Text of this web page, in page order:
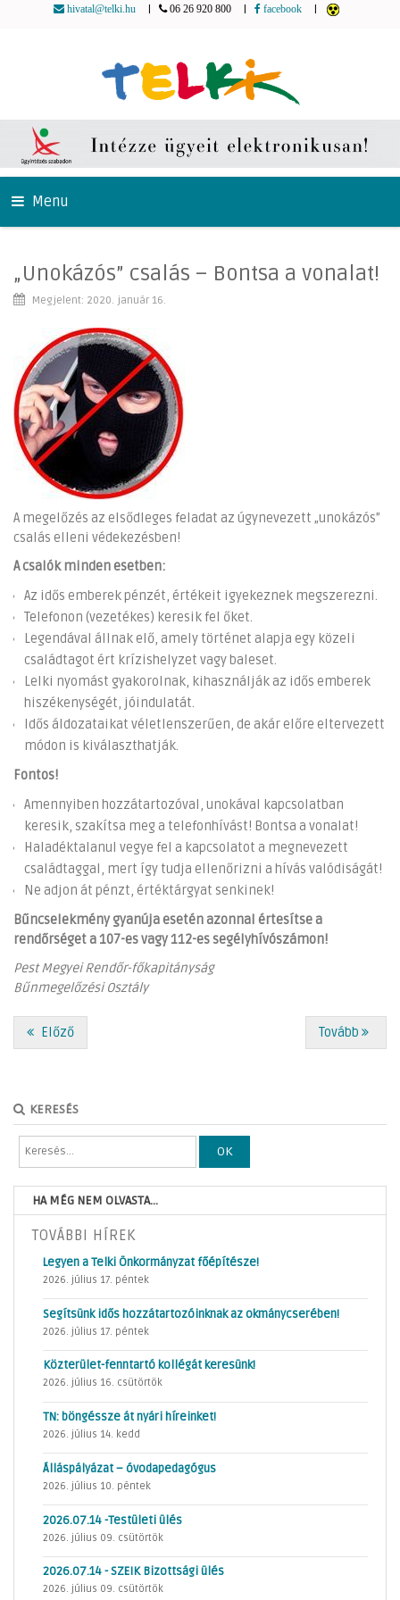
hivatal@telki.hu 06 26 920 800 facebook
Menu
„Unokázós” csalás – Bontsa a vonalat!
Megjelent: 2020. január 16.
A megelőzés az elsődleges feladat az úgynevezett „unokázós”
csalás elleni védekezésben!
A csalók minden esetben:
Az idős emberek pénzét, értékeit igyekeznek megszerezni.
Telefonon (vezetékes) keresik fel őket.
Legendával állnak elő, amely történet alapja egy közeli
családtagot ért krízishelyzet vagy baleset.
Lelki nyomást gyakorolnak, kihasználják az idős emberek
hiszékenységét, jóindulatát.
Idős áldozataikat véletlenszerűen, de akár előre eltervezett
módon is kiválaszthatják.
Fontos!
Amennyiben hozzátartozóval, unokával kapcsolatban
keresik, szakítsa meg a telefonhívást! Bontsa a vonalat!
Haladéktalanul vegye fel a kapcsolatot a megnevezett
családtaggal, mert így tudja ellenőrizni a hívás valódiságát!
Ne adjon át pénzt, értéktárgyat senkinek!
Bűncselekmény gyanúja esetén azonnal értesítse a
rendőrséget a 107-es vagy 112-es segélyhívószámon!
Pest Megyei Rendőr-főkapitányság
Bűnmegelőzési Osztály
Előző Tovább
KERESÉS
OK
HA MÉG NEM OLVASTA...
TOVÁBBI HÍREK
Legyen a Telki Önkormányzat főépítésze!
2026. július 17. péntek
Segítsünk idős hozzátartozóinknak az okmánycserében!
2026. július 17. péntek
Közterület-fenntartó kollégát keresünk!
2026. július 16. csütörtök
TN: böngéssze át nyári híreinket!
2026. július 14. kedd
Álláspályázat – óvodapedagógus
2026. július 10. péntek
2026.07.14 -Testületi ülés
2026. július 09. csütörtök
2026.07.14 - SZEIK Bizottsági ülés
2026. július 09. csütörtök